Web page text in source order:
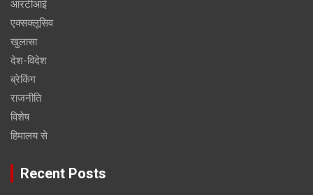
आरटीआई
एक्सक्लूसिव
खुलासा
देश-विदेश
ब्रेकिंग
राजनीति
विशेष
हिमालय से
Recent Posts